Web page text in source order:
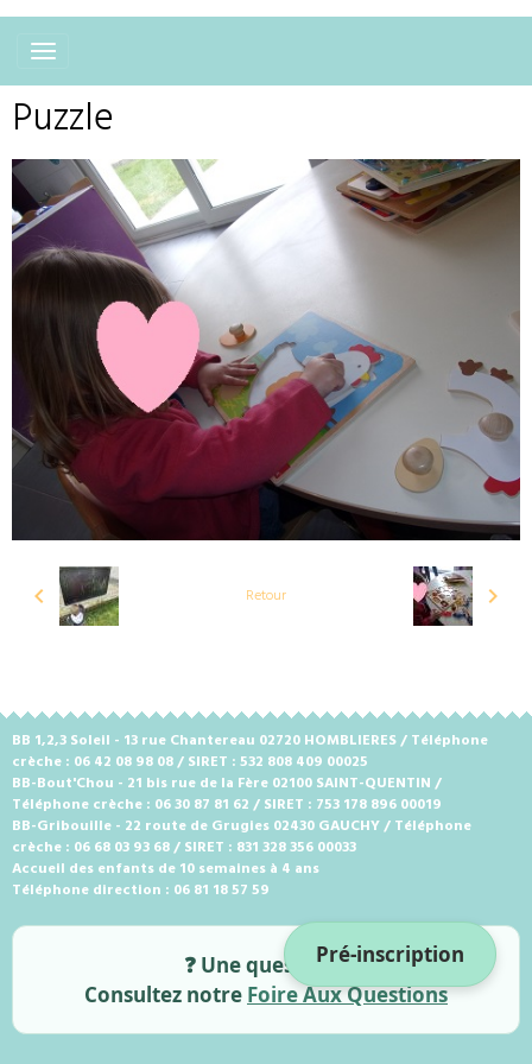
Pré-inscription
Puzzle
Retour
BB 1,2,3 Soleil - 13 rue Chantereau 02720 HOMBLIERES / Téléphone
crèche : 06 42 08 98 08 / SIRET : 532 808 409 00025
BB-Bout'Chou - 21 bis rue de la Fère 02100 SAINT-QUENTIN /
Téléphone crèche : 06 30 87 81 62 / SIRET : 753 178 896 00019
BB-Gribouille - 22 route de Grugies 02430 GAUCHY / Téléphone
crèche : 06 68 03 93 68 / SIRET : 831 328 356 00033
Accueil des enfants de 10 semaines à 4 ans
Téléphone direction : 06 81 18 57 59
❓ Une question ?
Consultez notre Foire Aux Questions